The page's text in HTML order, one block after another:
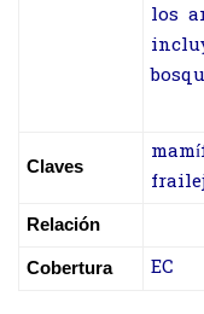
los
Claves
Relación
Cobertura EC